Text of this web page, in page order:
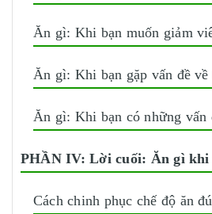
Ăn gì: Khi bạn muốn giảm
Ăn gì: Khi bạn gặp vấn đề về
Ăn gì: Khi bạn có những vấn
PHẦN IV: Lời cuối: Ăn gì khi
Cách chinh phục chế độ ăn